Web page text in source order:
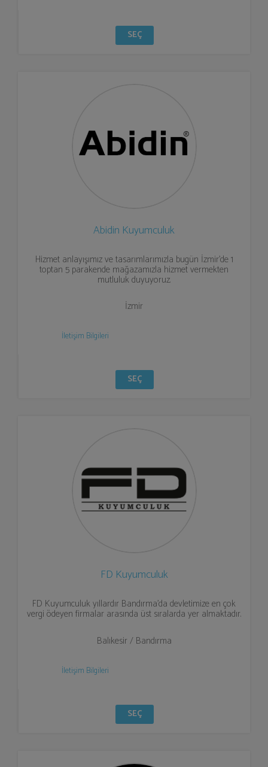
SEÇ
Abidin Kuyumculuk
Hizmet anlayışımız ve tasarımlarımızla bugün İzmir’de 1
toptan 5 parakende mağazamızla hizmet vermekten
mutluluk duyuyoruz.
İzmir
İletişim Bilgileri
SEÇ
FD Kuyumculuk
FD Kuyumculuk yıllardır Bandırma’da devletimize en çok
vergi ödeyen firmalar arasında üst sıralarda yer almaktadır.
Balıkesir / Bandırma
İletişim Bilgileri
SEÇ